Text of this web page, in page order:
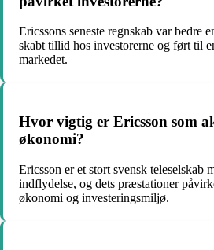
Ericssons seneste regnskab var bedre
skabt tillid hos investorerne og ført til
markedet.
Hvor vigtig er Ericsson som
økonomi?
Ericsson er et stort svensk teleselskab
indflydelse, og dets præstationer
økonomi og investeringsmiljø.